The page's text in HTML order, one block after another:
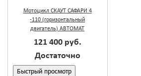
Мотоцикл СКАУТ САФАРИ 4
-110 (горизонтальный
двигатель) АВТОМАТ
121 400 руб.
Достаточно
Быстрый просмотр